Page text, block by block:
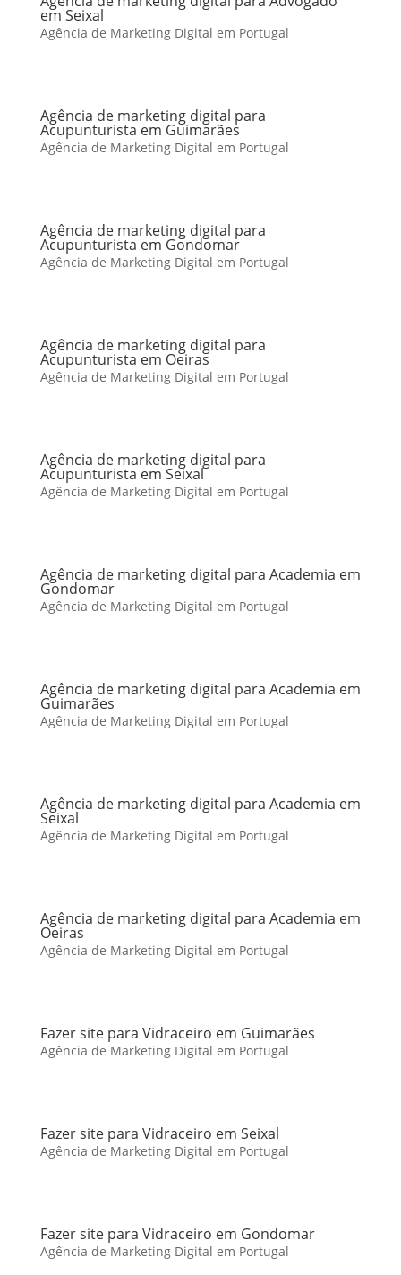
em Seixal
Agência de Marketing Digital em Portugal
Agência de marketing digital para
Acupunturista em Guimarães
Agência de Marketing Digital em Portugal
Agência de marketing digital para
Acupunturista em Gondomar
Agência de Marketing Digital em Portugal
Agência de marketing digital para
Acupunturista em Oeiras
Agência de Marketing Digital em Portugal
Agência de marketing digital para
Acupunturista em Seixal
Agência de Marketing Digital em Portugal
Agência de marketing digital para Academia em
Gondomar
Agência de Marketing Digital em Portugal
Agência de marketing digital para Academia em
Guimarães
Agência de Marketing Digital em Portugal
Agência de marketing digital para Academia em
Seixal
Agência de Marketing Digital em Portugal
Agência de marketing digital para Academia em
Oeiras
Agência de Marketing Digital em Portugal
Fazer site para Vidraceiro em Guimarães
Agência de Marketing Digital em Portugal
Fazer site para Vidraceiro em Seixal
Agência de Marketing Digital em Portugal
Fazer site para Vidraceiro em Gondomar
Agência de Marketing Digital em Portugal